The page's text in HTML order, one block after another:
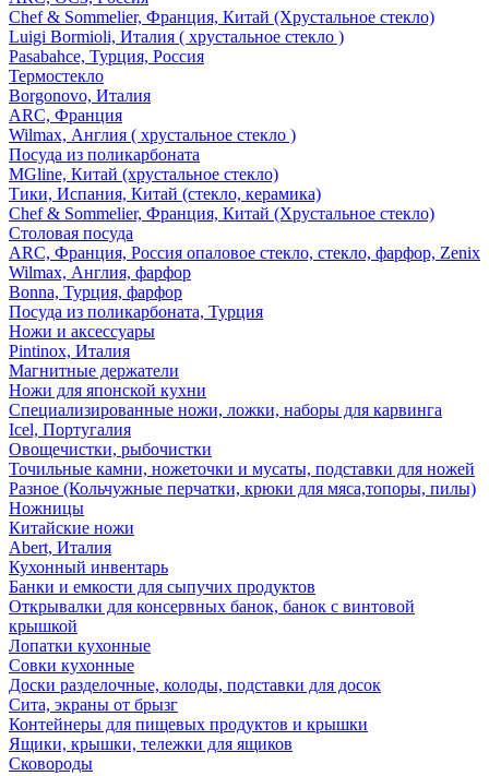
Chef & Sommelier, Франция, Китай (Хрустальное стекло)
Luigi Bormioli, Италия ( хрустальное стекло )
Pasabahce, Турция, Россия
Термостекло
Borgonovo, Италия
ARC, Франция
Wilmax, Англия ( хрустальное стекло )
Посуда из поликарбоната
MGline, Китай (хрустальное стекло)
Тики, Испания, Китай (стекло, керамика)
Chef & Sommelier, Франция, Китай (Хрустальное стекло)
Столовая посуда
ARC, Франция, Россия опаловое стекло, стекло, фарфор, Zenix
Wilmax, Англия, фарфор
Bonna, Турция, фарфор
Посуда из поликарбоната, Турция
Ножи и аксессуары
Pintinox, Италия
Магнитные держатели
Ножи для японской кухни
Специализированные ножи, ложки, наборы для карвинга
Icel, Португалия
Овощечистки, рыбочистки
Точильные камни, ножеточки и мусаты, подставки для ножей
Разное (Кольчужные перчатки, крюки для мяса,топоры, пилы)
Ножницы
Китайские ножи
Abert, Италия
Кухонный инвентарь
Банки и емкости для сыпучих продуктов
Открывалки для консервных банок, банок с винтовой
крышкой
Лопатки кухонные
Совки кухонные
Доски разделочные, колоды, подставки для досок
Сита, экраны от брызг
Контейнеры для пищевых продуктов и крышки
Ящики, крышки, тележки для ящиков
Сковороды